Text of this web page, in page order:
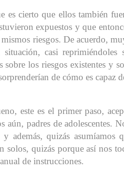
es cierto que ellos también
expuestos y que
riesgos. De acuerdo,
situación, casi
sobre los riesgos existentes y
de cómo es capaz
este es el primer paso,
aún, padres de adolescentes.
además, quizás asumíamos
solos, quizás porque así nos
de instrucciones.